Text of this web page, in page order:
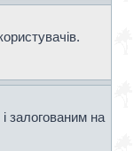
залогованим на